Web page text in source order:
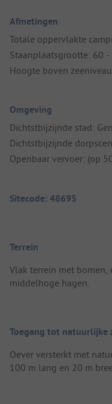
Afmetingen
Totale oppervlakte
Staanplaatsgrootte: 60 -
Hoogte boven
Omgeving
Dichtstbijzijnde stad:
Dichtstbijzijnde
Openbaar vervoer: (op
Sitecode: 48695
Terrein
Vlak terrein met bomen,
middelhoge hagen.
Toegang tot natuurlijke
Oever versterkt met
100 m lang en 20 m